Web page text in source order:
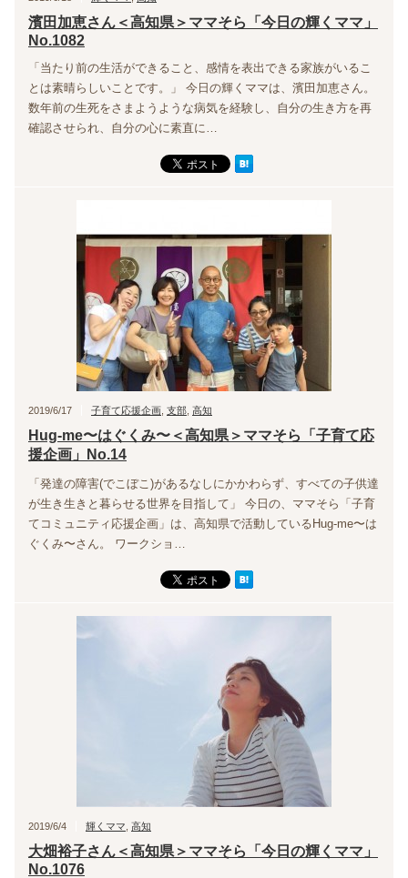
濱田加恵さん＜高知県＞ママそら「今日の輝くママ」
No.1082
「当たり前の生活ができること、感情を表出できる家族がいるこ
とは素晴らしいことです。」 今日の輝くママは、濱田加恵さん。
数年前の生死をさまようような病気を経験し、自分の生き方を再
確認させられ、自分の心に素直に…
2019/6/17 子育て応援企画 支部 高知
Hug-me〜はぐくみ〜＜高知県＞ママそら「子育て応
援企画」No.14
「発達の障害(でこぼこ)があるなしにかかわらず、すべての子供達
が生き生きと暮らせる世界を目指して」 今日の、ママそら「子育
てコミュニティ応援企画」は、高知県で活動しているHug-me〜は
ぐくみ〜さん。 ワークショ…
2019/6/4 輝くママ 高知
大畑裕子さん＜高知県＞ママそら「今日の輝くママ」
No.1076